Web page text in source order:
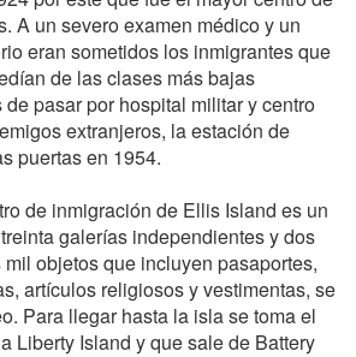
A un severo examen médico y un
eran sometidos los inmigrantes que
de las clases más bajas
pasar por hospital militar y centro
extranjeros, la estación de
puertas en 1954.
de inmigración de Ellis Island es un
galerías independientes y dos
objetos que incluyen pasaportes,
artículos religiosos y vestimentas, se
Para llegar hasta la isla se toma el
Liberty Island y que sale de Battery